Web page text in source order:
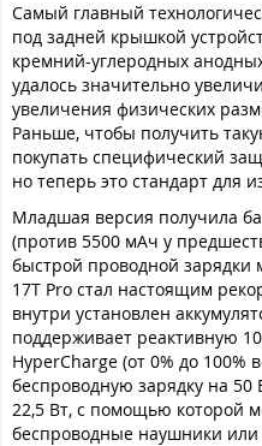
Самый главный
под задней крышкой
кремний-углеродных
удалось значительно
увеличения физических
Раньше, чтобы получить
покупать специфический
но теперь это стандарт для
Младшая версия получила
(против 5500 мАч у
быстрой проводной зарядки
17T Pro стал настоящим
внутри установлен
поддерживает реактивную
HyperCharge (от 0% до 100%
беспроводную зарядку на
22,5 Вт, с помощью которой
беспроводные наушники или